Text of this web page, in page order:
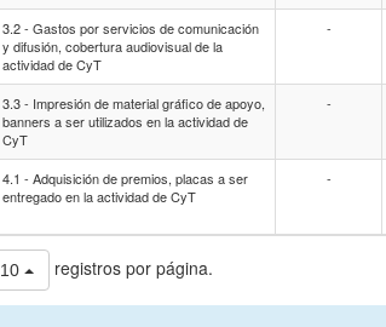
3.2 - Gastos por servicios de comunicación
y difusión, cobertura audiovisual de la
actividad de CyT
-
3.3 - Impresión de material gráfico de apoyo,
banners a ser utilizados en la actividad de
CyT
-
4.1 - Adquisición de premios, placas a ser
entregado en la actividad de CyT
-
10 registros por página.